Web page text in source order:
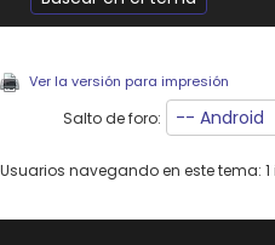
Ver la versión para impresión
Salto de foro:
Usuarios navegando en este tema: